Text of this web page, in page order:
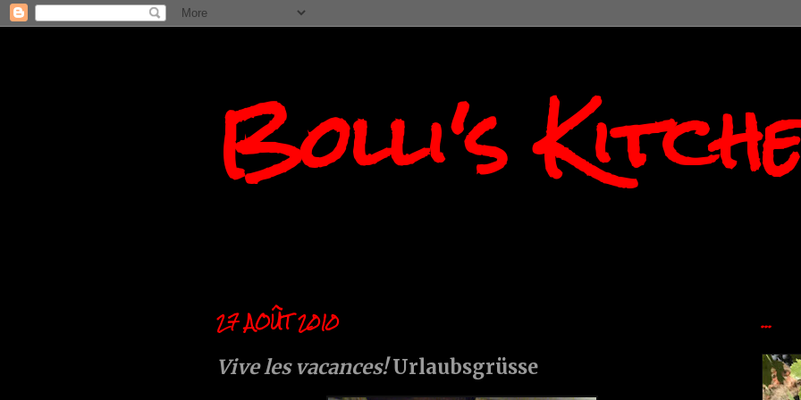
Bolli's
27 AOÛT 2010
Vive les vacances!Urlaubsgrüsse
...